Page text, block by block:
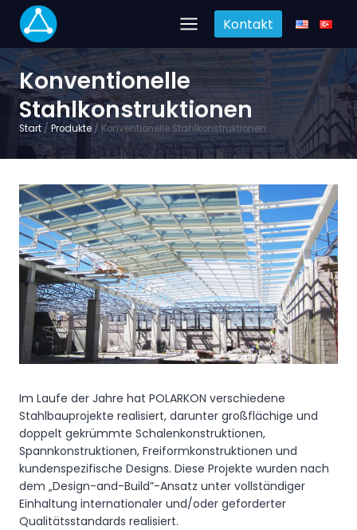
Zum
Inhalt
springen
Kontakt
Konventionelle
Stahlkonstruktionen
Start /Produkte/ Konventionelle Stahlkonstruktionen
Im Laufe der Jahre hat POLARKON verschiedene
Stahlbauprojekte realisiert, darunter großflächige und
doppelt gekrümmte Schalenkonstruktionen,
Spannkonstruktionen, Freiformkonstruktionen und
kundenspezifische Designs. Diese Projekte wurden nach
dem „Design-and-Build”-Ansatz unter vollständiger
Einhaltung internationaler und/oder geforderter
Qualitätsstandards realisiert.